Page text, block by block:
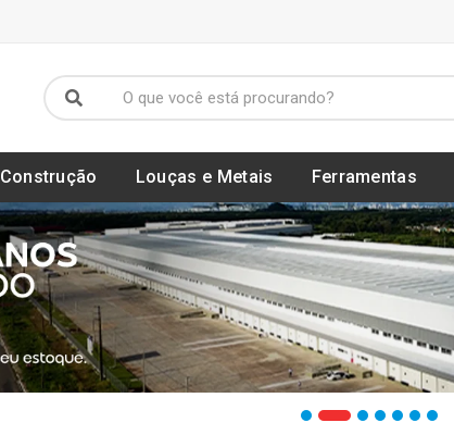
Construção Louças e Metais Ferramentas